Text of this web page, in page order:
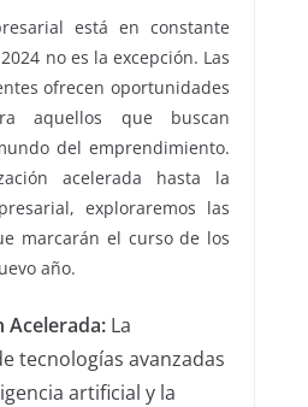
está en constante
no es la excepción. Las
ofrecen oportunidades
aquellos que buscan
del emprendimiento.
acelerada hasta la
exploraremos las
marcarán el curso de los
año.
Acelerada:La
tecnologías avanzadas
artificial y la